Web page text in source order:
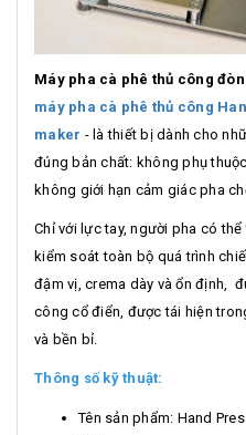
Máy pha cà phê thủ công
máy pha cà phê thủ công
maker - là thiết bị dành cho
đúng bản chất: không phụ
không giới hạn cảm giác pha
Chỉ với lực tay, người pha có
kiểm soát toàn bộ quá trình
đậm vị, crema dày và ổn định,
công cổ điển, được tái hiện
và bền bỉ.
Thông số kỹ thuật:
Tên sản phẩm: Hand